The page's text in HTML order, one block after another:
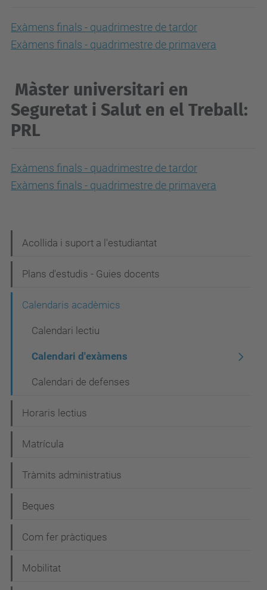
Exàmens finals - quadrimestre de tardor
Exàmens finals - quadrimestre de primavera
Màster universitari en
Seguretat i Salut en el Treball:
PRL
Exàmens finals - quadrimestre de tardor
Exàmens finals - quadrimestre de primavera
a
v
ó
Acollida i suport a l'estudiantat
Plans d'estudis - Guies docents
Calendaris acadèmics
Calendari lectiu
Calendari d'exàmens
Calendari de defenses
Horaris lectius
Matrícula
Tràmits administratius
Beques
Com fer pràctiques
Mobilitat